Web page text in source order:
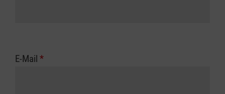
E-Mail *